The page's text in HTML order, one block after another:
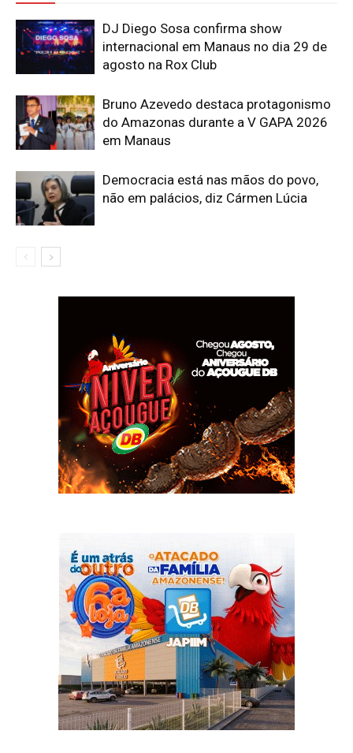
DJ Diego Sosa confirma show
internacional em Manaus no dia 29 de
agosto na Rox Club
Bruno Azevedo destaca protagonismo
do Amazonas durante a V GAPA 2026
em Manaus
Democracia está nas mãos do povo,
não em palácios, diz Cármen Lúcia